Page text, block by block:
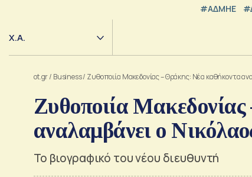
#ΑΔΜΗΕ
Χ.Α.
ot.gr/ Business/ Ζυθοποιία Μακεδονίας – Θράκης: Νέα καθήκοντα
Ζυθοποιία
αναλαμβάνει ο
Το βιογραφικό του νέου διευθυντή